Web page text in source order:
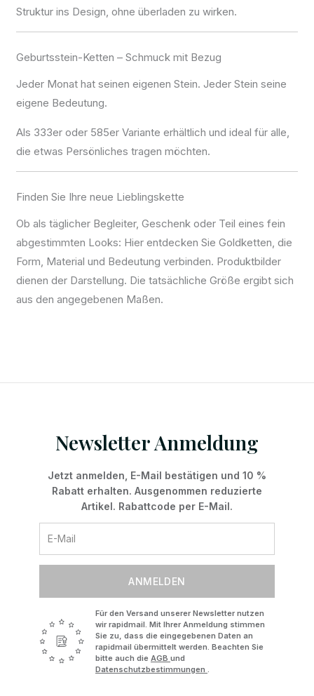
Struktur ins Design, ohne überladen zu wirken.
Geburtsstein-Ketten – Schmuck mit Bezug
Jeder Monat hat seinen eigenen Stein. Jeder Stein seine
eigene Bedeutung.
Als 333er oder 585er Variante erhältlich und ideal für alle,
die etwas Persönliches tragen möchten.
Finden Sie Ihre neue Lieblingskette
Ob als täglicher Begleiter, Geschenk oder Teil eines fein
abgestimmten Looks: Hier entdecken Sie Goldketten, die
Form, Material und Bedeutung verbinden. Produktbilder
dienen der Darstellung. Die tatsächliche Größe ergibt sich
aus den angegebenen Maßen.
Newsletter Anmeldung
Jetzt anmelden, E-Mail bestätigen und 10 %
Rabatt erhalten. Ausgenommen reduzierte
Artikel. Rabattcode per E-Mail.
ANMELDEN
Für den Versand unserer Newsletter nutzen
wir rapidmail. Mit Ihrer Anmeldung stimmen
Sie zu, dass die eingegebenen Daten an
rapidmail übermittelt werden. Beachten Sie
bitte auch die AGB und
Datenschutzbestimmungen .